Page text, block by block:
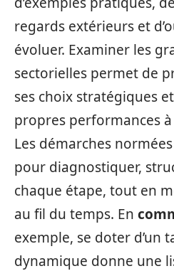
regards extérieurs et
évoluer. Examiner les
sectorielles permet de
ses choix stratégiques
propres performances
Les démarches
pour diagnostiquer,
chaque étape, tout en
au fil du temps. En
exemple, se doter d’un
dynamique donne une